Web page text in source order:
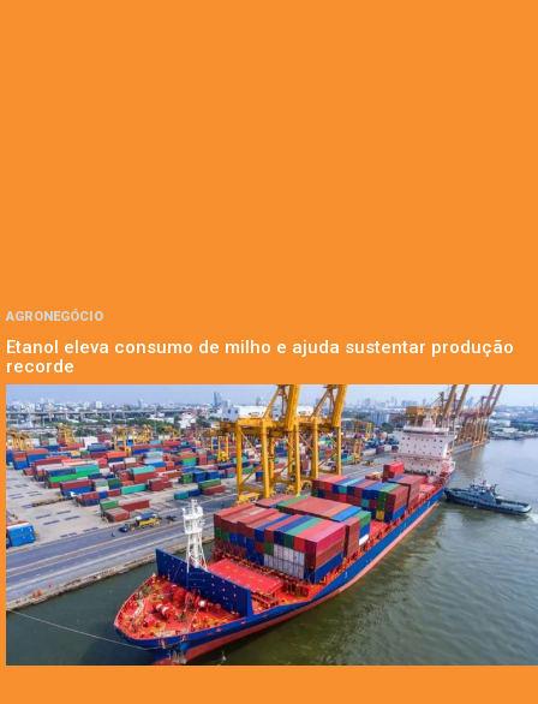
AGRONEGÓCIO
Etanol eleva consumo de milho e ajuda sustentar produção
recorde